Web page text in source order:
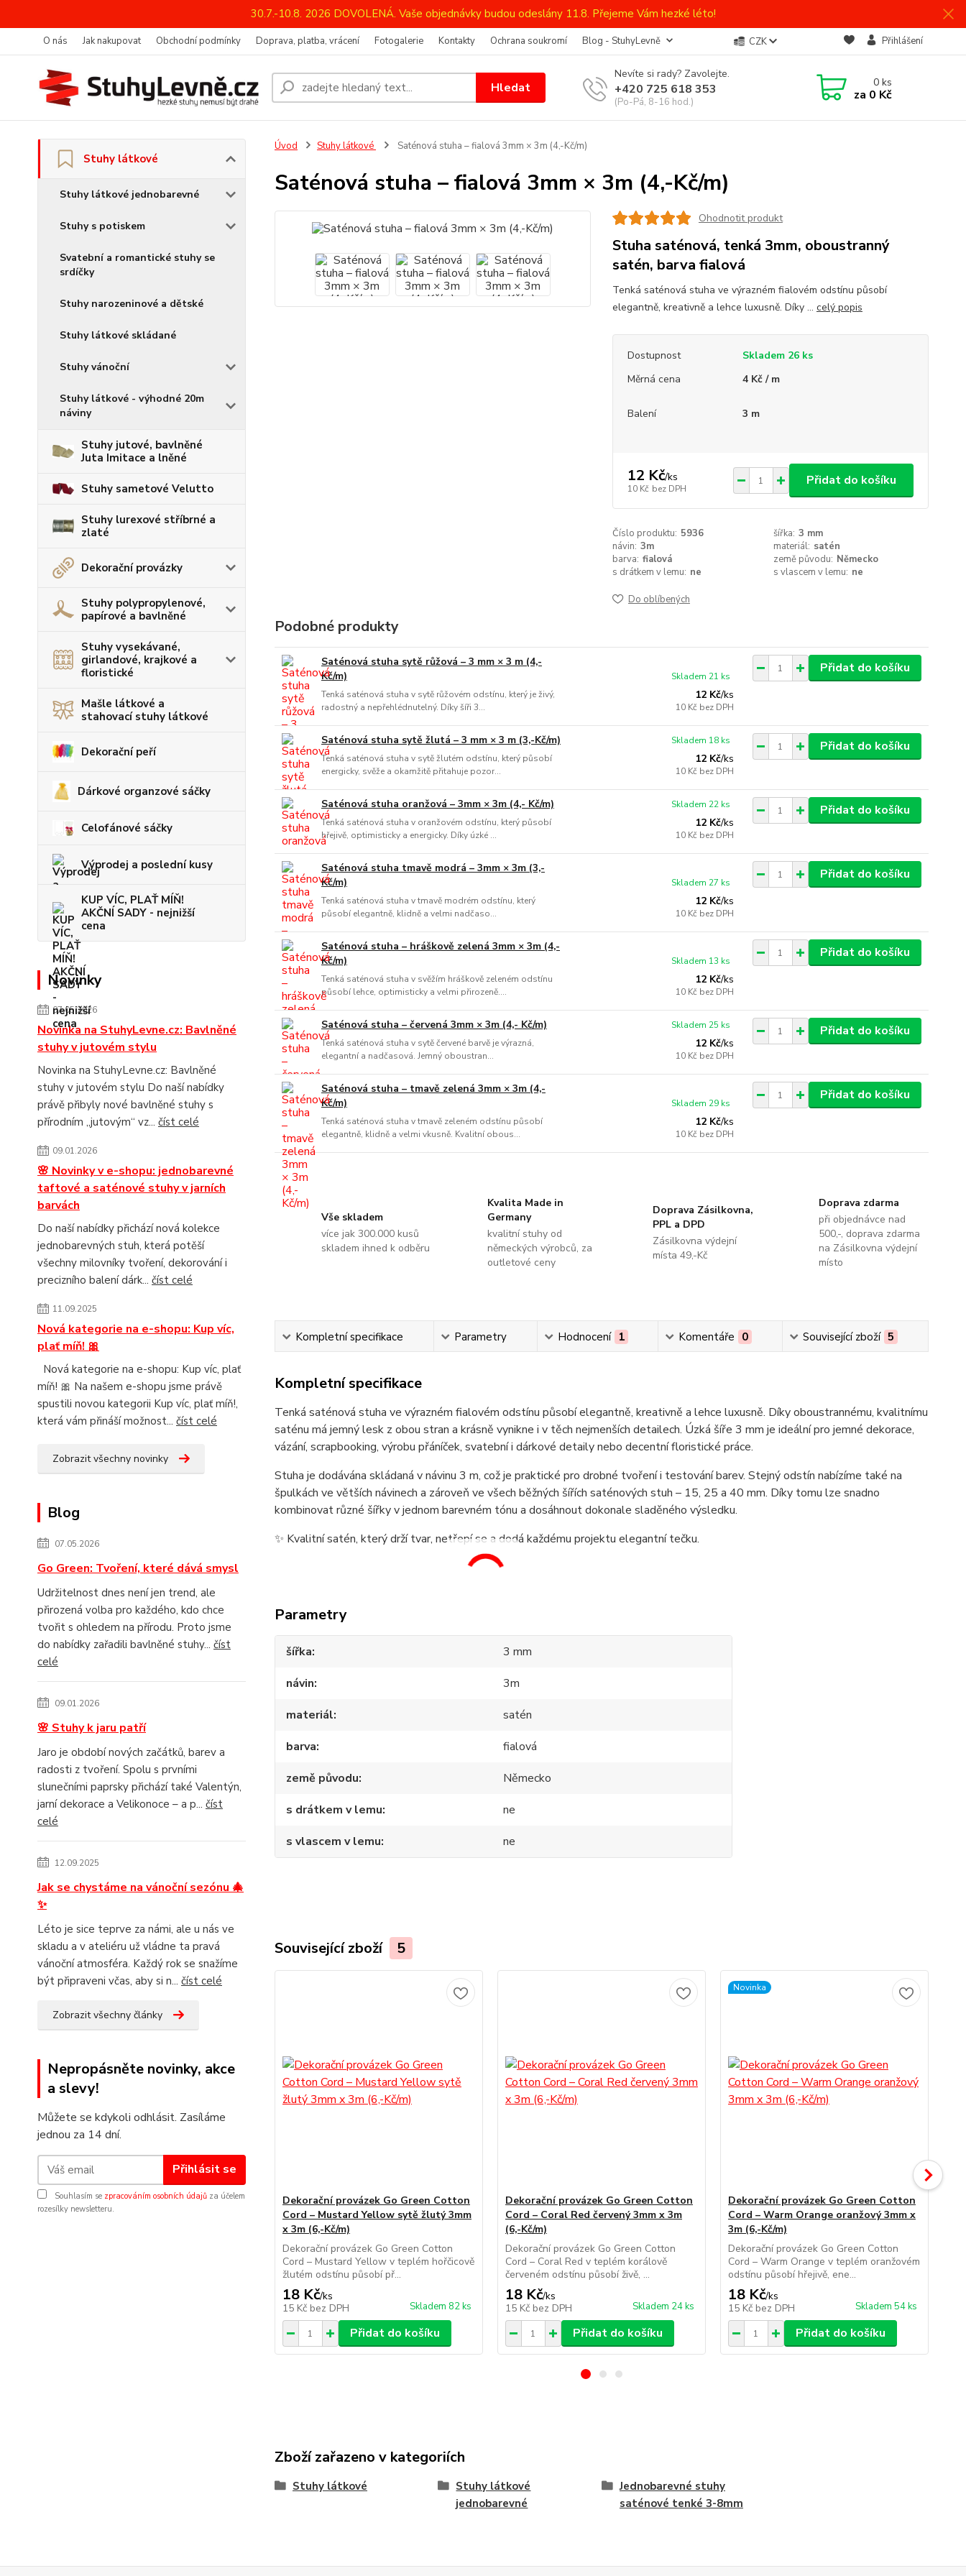
30.7.-10.8. 2026 DOVOLENÁ. Vaše objednávky budou odeslány 11.8. Přejeme Vám hezké léto!
O nás Jak nakupovat Obchodní podmínky Doprava, platba, vrácení Fotogalerie Kontakty Ochrana soukromí Blog - StuhyLevně CZK Přihlášení
Hledat
Nevíte si rady? Zavolejte.
+420 725 618 353
(Po-Pá, 8-16 hod.)
0ks
za 0 Kč
Stuhy látkové
Stuhy látkové jednobarevné
Stuhy s potiskem
Svatební a romantické stuhy se
srdíčky
Stuhy narozeninové a dětské
Stuhy látkové skládané
Stuhy vánoční
Stuhy látkové - výhodné 20m
náviny
Stuhy jutové, bavlněné
Juta Imitace a lněné
Stuhy sametové Velutto
Stuhy lurexové stříbrné a
zlaté
Dekorační provázky
Stuhy polypropylenové,
papírové a bavlněné
Stuhy vysekávané,
girlandové, krajkové a
floristické
Mašle látkové a
stahovací stuhy látkové
Dekorační peří
Dárkové organzové sáčky
Celofánové sáčky
Výprodej a poslední kusy
KUP VÍC, PLAŤ MÍŇ!
AKČNÍ SADY - nejnižší
cena
Novinky
07.05.2026
Novinka na StuhyLevne.cz: Bavlněné
stuhy v jutovém stylu
Novinka na StuhyLevne.cz: Bavlněné
stuhy v jutovém stylu Do naší nabídky
právě přibyly nové bavlněné stuhy s
přírodním „jutovým“ vz... číst celé
09.01.2026
🌸 Novinky v e-shopu: jednobarevné
taftové a saténové stuhy v jarních
barvách
Do naší nabídky přichází nová kolekce
jednobarevných stuh, která potěší
všechny milovníky tvoření, dekorování i
precizního balení dárk... číst celé
11.09.2025
Nová kategorie na e-shopu: Kup víc,
plať míň! 🎀
Nová kategorie na e-shopu: Kup víc, plať
míň! 🎀 Na našem e-shopu jsme právě
spustili novou kategorii Kup víc, plať míň!,
která vám přináší možnost... číst celé
Zobrazit všechny novinky
Blog
07.05.2026
Go Green: Tvoření, které dává smysl
Udržitelnost dnes není jen trend, ale
přirozená volba pro každého, kdo chce
tvořit s ohledem na přírodu. Proto jsme
do nabídky zařadili bavlněné stuhy... číst
celé
09.01.2026
🌸 Stuhy k jaru patří
Jaro je období nových začátků, barev a
radosti z tvoření. Spolu s prvními
slunečními paprsky přichází také Valentýn,
jarní dekorace a Velikonoce – a p... číst
celé
12.09.2025
Jak se chystáme na vánoční sezónu 🎄
✨
Léto je sice teprve za námi, ale u nás ve
skladu a v ateliéru už vládne ta pravá
vánoční atmosféra. Každý rok se snažíme
být připraveni včas, aby si n... číst celé
Zobrazit všechny články
Nepropásněte novinky, akce
a slevy!
Můžete se kdykoli odhlásit. Zasíláme
jednou za 14 dní.
Přihlásit se
Souhlasím se zpracováním osobních údajů za účelem
rozesílky newsletteru.
Úvod Stuhy látkové Saténová stuha – fialová 3mm × 3m (4,-Kč/m)
Saténová stuha – fialová 3mm × 3m (4,-Kč/m)
Ohodnotit produkt
Stuha saténová, tenká 3mm, oboustranný
satén, barva fialová
Tenká saténová stuha ve výrazném fialovém odstínu působí
elegantně, kreativně a lehce luxusně. Díky ... celý popis
Dostupnost
Skladem 26 ks
Měrná cena
4 Kč / m
Balení 3 m
12 Kč/ks
10 Kč bez DPH
Přidat do košíku
Číslo produktu: 5936 šířka: 3 mm
návin: 3m materiál: satén
barva: fialová země původu: Německo
s drátkem v lemu: ne s vlascem v lemu: ne
Do oblíbených
Podobné produkty
Saténová stuha sytě růžová – 3 mm × 3 m (4,-
Kč/m)
Tenká saténová stuha v sytě růžovém odstínu, který je živý,
radostný a nepřehlédnutelný. Díky šíři 3...
12 Kč/ks
10 Kč bez DPH
Skladem 21 ks
Přidat do košíku
Saténová stuha sytě žlutá – 3 mm × 3 m (3,-Kč/m)
Tenká saténová stuha v sytě žlutém odstínu, který působí
energicky, svěže a okamžitě přitahuje pozor...
12 Kč/ks
10 Kč bez DPH
Skladem 18 ks Přidat do košíku
Saténová stuha oranžová – 3mm × 3m (4,- Kč/m)
Tenká saténová stuha v oranžovém odstínu, který působí
hřejivě, optimisticky a energicky. Díky úzké ...
12 Kč/ks
10 Kč bez DPH
Skladem 22 ks Přidat do košíku
Saténová stuha tmavě modrá – 3mm × 3m (3,-
Kč/m)
Tenká saténová stuha v tmavě modrém odstínu, který
působí elegantně, klidně a velmi nadčaso...
12 Kč/ks
10 Kč bez DPH
Skladem 27 ks
Přidat do košíku
Saténová stuha – hráškově zelená 3mm × 3m (4,-
Kč/m)
Tenká saténová stuha v svěžím hráškově zeleném odstínu
působí lehce, optimisticky a velmi přirozeně....
12 Kč/ks
10 Kč bez DPH
Skladem 13 ks
Přidat do košíku
Saténová stuha – červená 3mm × 3m (4,- Kč/m)
Tenká saténová stuha v sytě červené barvě je výrazná,
elegantní a nadčasová. Jemný oboustran...
12 Kč/ks
10 Kč bez DPH
Skladem 25 ks Přidat do košíku
Saténová stuha – tmavě zelená 3mm × 3m (4,-
Kč/m)
Tenká saténová stuha v tmavě zeleném odstínu působí
elegantně, klidně a velmi vkusně. Kvalitní obous...
12 Kč/ks
10 Kč bez DPH
Skladem 29 ks
Přidat do košíku
Vše skladem
více jak 300.000 kusů
skladem ihned k odběru
Kvalita Made in
Germany
kvalitní stuhy od
německých výrobců, za
outletové ceny
Doprava Zásilkovna,
PPL a DPD
Zásilkovna výdejní
místa 49,-Kč
Doprava zdarma
při objednávce nad
500,-, doprava zdarma
na Zásilkovna výdejní
místo
Kompletní specifikace Parametry Hodnocení 1 Komentáře 0 Související zboží 5
Kompletní specifikace
Tenká saténová stuha ve výrazném fialovém odstínu působí elegantně, kreativně a lehce luxusně. Díky oboustrannému, kvalitnímu
saténu má jemný lesk z obou stran a krásně vynikne i v těch nejmenších detailech. Úzká šíře 3 mm je ideální pro jemné dekorace,
vázání, scrapbooking, výrobu přáníček, svatební i dárkové detaily nebo decentní floristické práce.
Stuha je dodávána skládaná v návinu 3 m, což je praktické pro drobné tvoření i testování barev. Stejný odstín nabízíme také na
špulkách ve větších návinech a zároveň ve všech běžných šířích saténových stuh – 15, 25 a 40 mm. Díky tomu lze snadno
kombinovat různé šířky v jednom barevném tónu a dosáhnout dokonale sladěného výsledku.
✨ Kvalitní satén, který drží tvar, netřepí se a dodá každému projektu elegantní tečku.
Parametry
šířka
3 mm
návin
3m
materiál
satén
barva
fialová
země původu
Německo
s drátkem v lemu
ne
s vlascem v lemu
ne
Související zboží 5
Dekorační provázek Go Green Cotton
Cord – Mustard Yellow sytě žlutý 3mm
x 3m (6,-Kč/m)
Dekorační provázek Go Green Cotton
Cord – Mustard Yellow v teplém hořčicově
žlutém odstínu působí př...
18 Kč/ks
15 Kč bez DPH Skladem 82 ks
Přidat do košíku
Dekorační provázek Go Green Cotton
Cord – Coral Red červený 3mm x 3m
(6,-Kč/m)
Dekorační provázek Go Green Cotton
Cord – Coral Red v teplém korálově
červeném odstínu působí živě, ...
18 Kč/ks
15 Kč bez DPH Skladem 24 ks
Přidat do košíku
Novinka
Dekorační provázek Go Green Cotton
Cord – Warm Orange oranžový 3mm x
3m (6,-Kč/m)
Dekorační provázek Go Green Cotton
Cord – Warm Orange v teplém oranžovém
odstínu působí hřejivě, ene...
18 Kč/ks
15 Kč bez DPH Skladem 54 ks
Přidat do košíku
Zboží zařazeno v kategoriích
Stuhy látkové
Stuhy látkové
jednobarevné
Jednobarevné stuhy
saténové tenké 3-8mm